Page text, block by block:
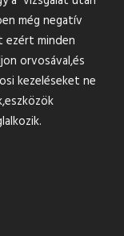
még negatív
ezért minden
orvosával,és
kezeléseket ne